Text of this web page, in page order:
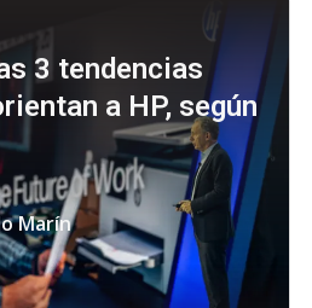
3 tendencias
a HP, según
Marín